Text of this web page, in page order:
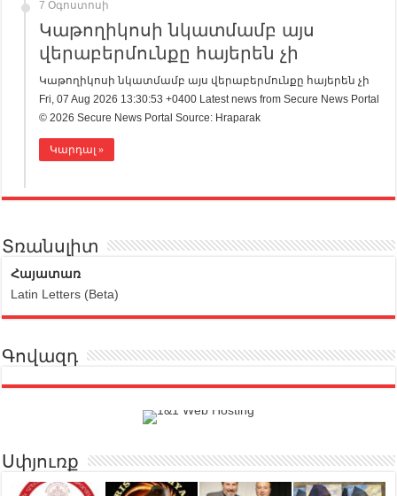
7 Օգոստոսի
Կաթողիկոսի նկատմամբ այս
վերաբերմունքը հայերեն չի
Կաթողիկոսի նկատմամբ այս վերաբերմունքը հայերեն չի
Fri, 07 Aug 2026 13:30:53 +0400 Latest news from Secure News Portal
© 2026 Secure News Portal Source: Hraparak
Կարդալ »
Տռանսլիտ
Հայատառ
Latin Letters (Beta)
Գովազդ
Սփյուռք